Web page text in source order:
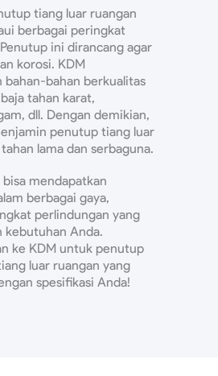
tiang luar ruangan
berbagai peringkat
ini dirancang agar
korosi. KDM
bahan-bahan berkualitas
tahan karat,
dll. Dengan demikian,
penutup tiang luar
lama dan serbaguna.
bisa mendapatkan
berbagai gaya,
perlindungan yang
kebutuhan Anda.
ke KDM untuk penutup
luar ruangan yang
spesifikasi Anda!